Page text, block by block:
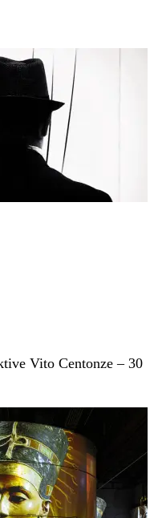
Vito Centonze – 30